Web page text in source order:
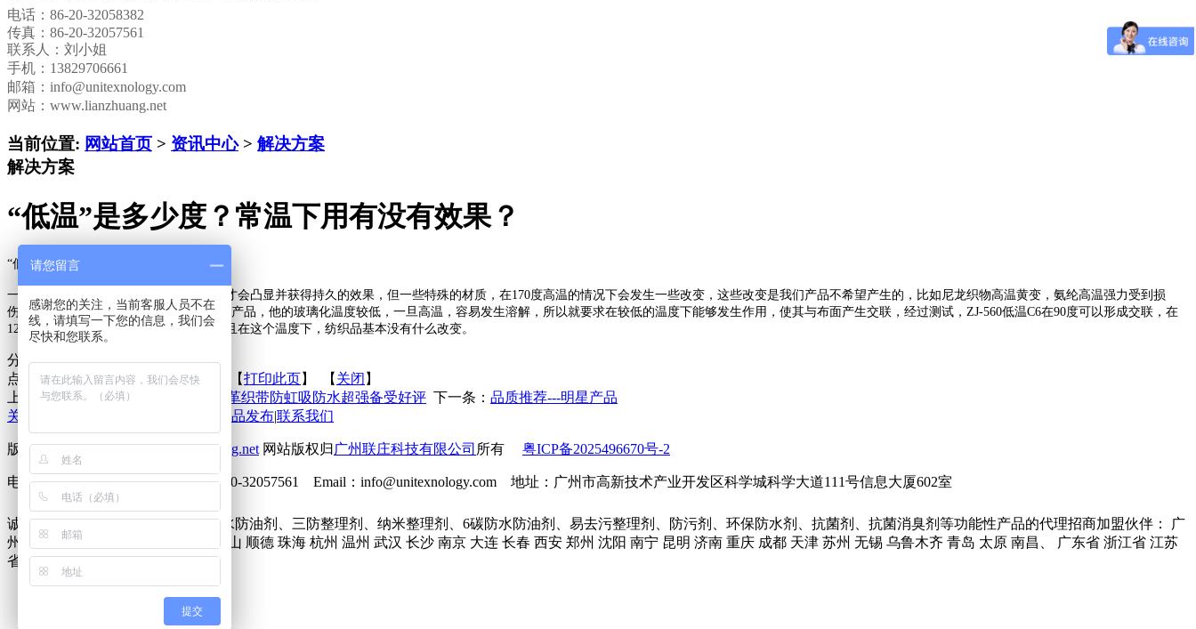
电话： 86-20-32058382
传真： 86-20-32057561
联系人：刘小姐
手机：13829706661
邮箱： info@unitexnology.com
网站：www.lianzhuang.net
当前位置: 网站首页 > 资讯中心> 解决方案
解决方案
“低温”是多少度？常温下用有没有效果？
“低温”是多少度？常温下用有没有效果？
一般 都是要在170 度左右进行交联，防水才会凸显并获得持久的效果，但一些特殊的材质，在170度高温的情况下会发生一些改变，这些改变是我们产品不希望产生的，比如尼龙织物高温黄变，氨纶高温强力受到损
伤，布匹发生形变，还有一些不耐高温的产品，他的玻璃化温度较低，一旦高温，容易发生溶解，所以就要求在较低的温度下能够发生作用，使其与布面产生交联，经过测试， ZJ-560低温C6在90度可以形成交联，在
120
度作用下，完全发挥其防水效果，并且在这个温度下，纺织品基本没有什么改变。
分享到：
点击次数：更新时间：2018-05-25 【打印此页 】 【 关闭 】
上一条：Texnology®FCB060用于皮革织带防虹吸防水超强备受好评 下一条： 品质推荐---明星产品
关于联庄
新品发布联系我们
版权所有 2013©http://www.lianzhuang.net网站版权归 广州联庄科技有限公司 所有 粤ICP备2025496670号-2
电话：86-20-32058382 传真：86-20-32057561 Email：info@unitexnology.com 地址：广州市高新技术产业开发区科学城科学大道111号信息大厦602室
诚征下列地区无氟防水剂、六碳防水防油剂、三防整理剂、纳米整理剂、6碳防水防油剂、易去污整理剂、防污剂、环保防水剂、抗菌剂、抗菌消臭剂等功能性产品的代理招商加盟伙伴： 广
州市 深圳市 北京 上海 东莞 佛山 中山 顺德 珠海 杭州 温州 武汉 长沙 南京 大连 长春 西安 郑州 沈阳 南宁 昆明 济南 重庆 成都 天津 苏州 无锡 乌鲁木齐 青岛 太原 南昌、 广东省 浙江省 江苏
省 香港 台湾 澳门 瑞典 美国 欧洲
请您留言
感谢您的关注，当前客服人员不在
线，请填写一下您的信息，我们会
尽快和您联系。
提交